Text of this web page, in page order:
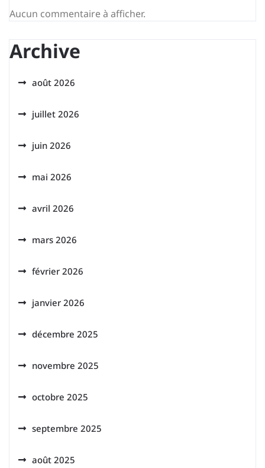
Aucun commentaire à afficher.
Archive
août 2026
juillet 2026
juin 2026
mai 2026
avril 2026
mars 2026
février 2026
janvier 2026
décembre 2025
novembre 2025
octobre 2025
septembre 2025
août 2025